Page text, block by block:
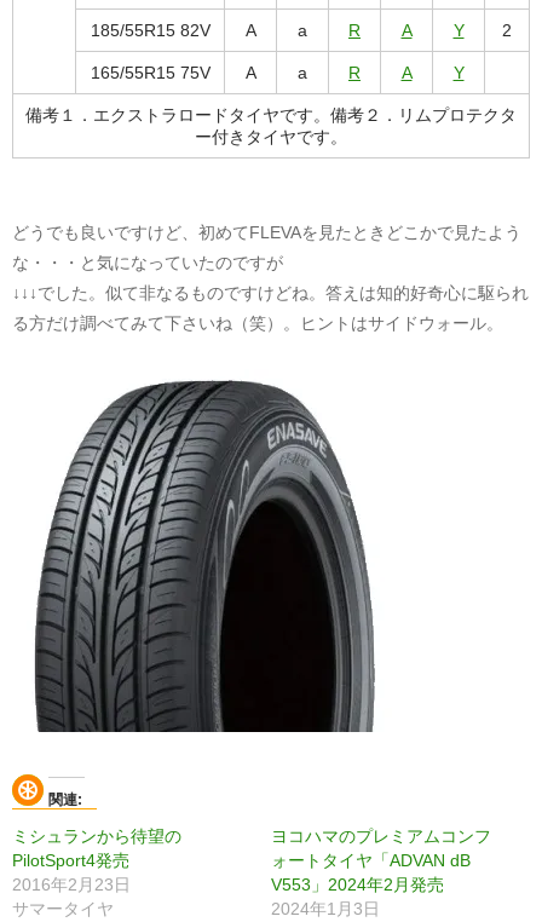
185/55R15 82V A a R A Y 2
165/55R15 75V A a R A Y
備考１．エクストラロードタイヤです。備考２．リムプロテクタ
ー付きタイヤです。
どうでも良いですけど、初めてFLEVAを見たときどこかで見たよう
な・・・と気になっていたのですが
↓↓↓でした。似て非なるものですけどね。答えは知的好奇心に駆られ
る方だけ調べてみて下さいね（笑）。ヒントはサイドウォール。
関連
ミシュランから待望の
PilotSport4発売
2016年2月23日
サマータイヤ
ヨコハマのプレミアムコンフ
ォートタイヤ「ADVAN dB
V553」2024年2月発売
2024年1月3日